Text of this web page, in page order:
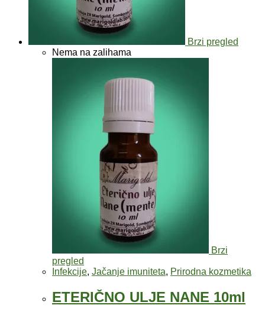
Brzi pregled
Nema na zalihama
Brzi
pregled
Infekcije, Jačanje imuniteta, Prirodna kozmetika
ETERIČNO ULJE NANE 10ml